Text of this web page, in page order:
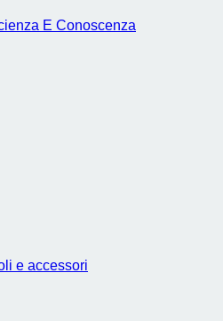
E Conoscenza
e accessori